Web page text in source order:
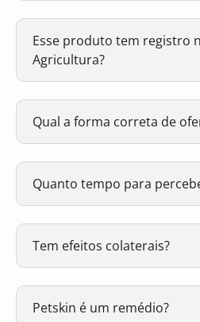
Esse produto tem registro
Agricultura?
Qual a forma correta de
Quanto tempo para
Tem efeitos colaterais?
Petskin é um remédio?